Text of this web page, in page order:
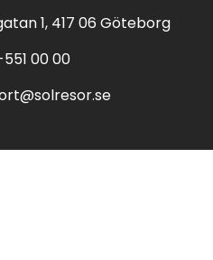
1, 417 06 Göteborg
00 00